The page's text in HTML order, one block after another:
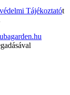
Tájékoztatót